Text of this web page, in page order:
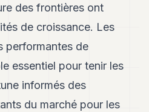
des frontières ont
de croissance. Les
performantes de
essentiel pour tenir les
informés des
du marché pour les